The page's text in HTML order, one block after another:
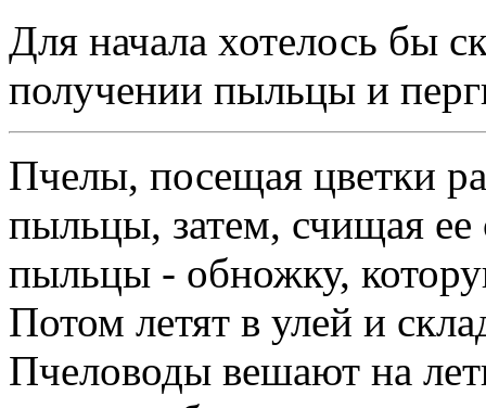
Для начала хотелось бы
получении пыльцы и
Пчелы, посещая цветки
пыльцы, затем, счищая
пыльцы - обножку,
Потом летят в улей и
Пчеловоды вешают на